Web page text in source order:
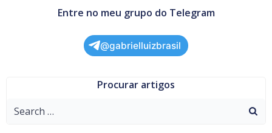
Entre no meu grupo do Telegram
@gabrielluizbrasil
Procurar artigos
Search